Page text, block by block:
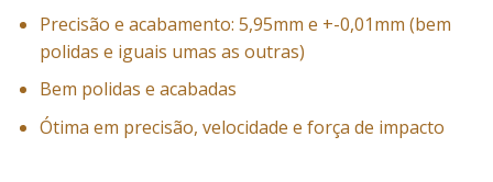
Precisão e acabamento: 5,95mm e +-0,01mm (bem
polidas e iguais umas as outras)
Bem polidas e acabadas
Ótima em precisão, velocidade e força de impacto